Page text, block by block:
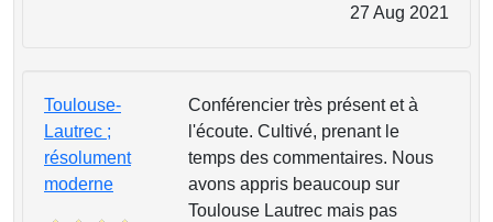
27 Aug 2021
Toulouse-
Lautrec ;
résolument
moderne
Conférencier très présent et à
l'écoute. Cultivé, prenant le
temps des commentaires. Nous
avons appris beaucoup sur
Toulouse Lautrec mais pas